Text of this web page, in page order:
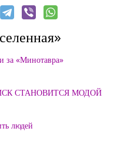
за «Минотавра»
СТАНОВИТСЯ МОДОЙ
людей